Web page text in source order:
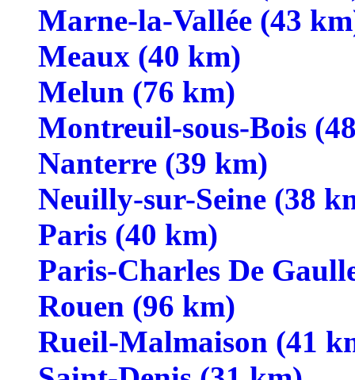
Marne-la-Vallée (43
Meaux (40 km)
Melun (76 km)
Montreuil-sous-Bois
Nanterre (39 km)
Neuilly-sur-Seine (38
Paris (40 km)
Paris-Charles De
Rouen (96 km)
Rueil-Malmaison (41